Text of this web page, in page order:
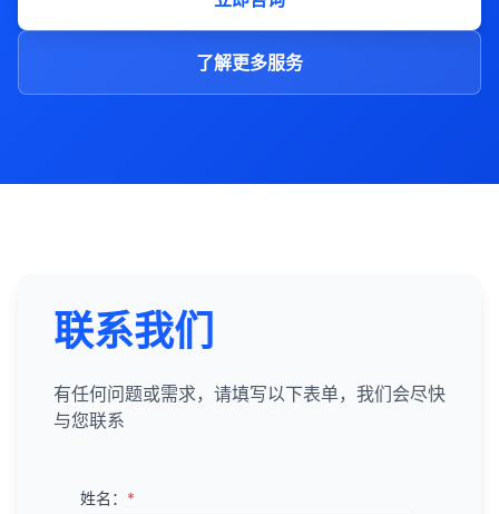
了解更多服务
联系我们
有任何问题或需求，请填写以下表单，我们会尽快
与您联系
姓名： *